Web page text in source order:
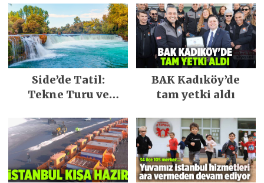
Side’de Tatil:
Tekne Turu ve
BAK Kadıköy’de
tam yetki aldı